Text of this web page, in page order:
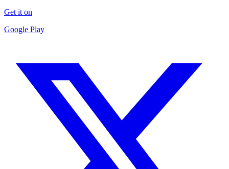
Get it on
Google Play